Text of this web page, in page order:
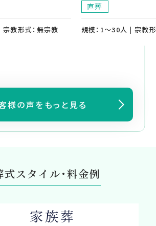
教形式：無宗教
直葬
規模：1～30人 | 宗教
様の声をもっと見る
式スタイル・料金例
家族葬